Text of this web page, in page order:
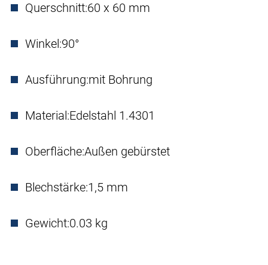
Querschnitt:60 x 60 mm
Winkel:90°
Ausführung:mit Bohrung
Material:Edelstahl 1.4301
Oberfläche:Außen gebürstet
Blechstärke:1,5 mm
Gewicht:0.03 kg